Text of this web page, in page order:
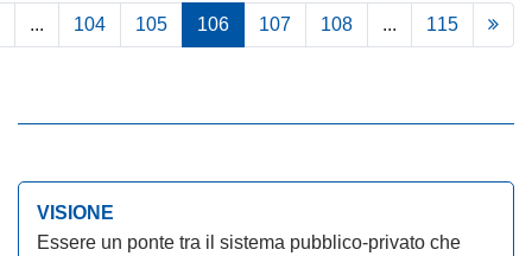
... 104 105 106 107 108 ... 115
VISIONE
Essere un ponte tra il sistema pubblico-privato che